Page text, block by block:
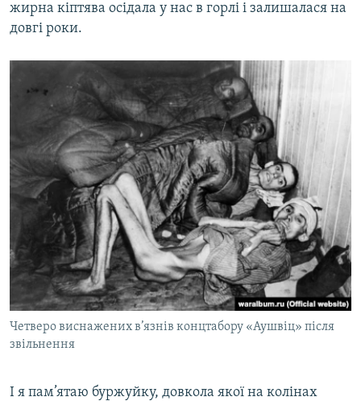
жирна кіптява осідала у нас в горлі і залишалася на
довгі роки.
Четверо виснажених в’язнів концтабору «Аушвіц» після
звільнення
І я пам’ятаю буржуйку, довкола якої на колінах